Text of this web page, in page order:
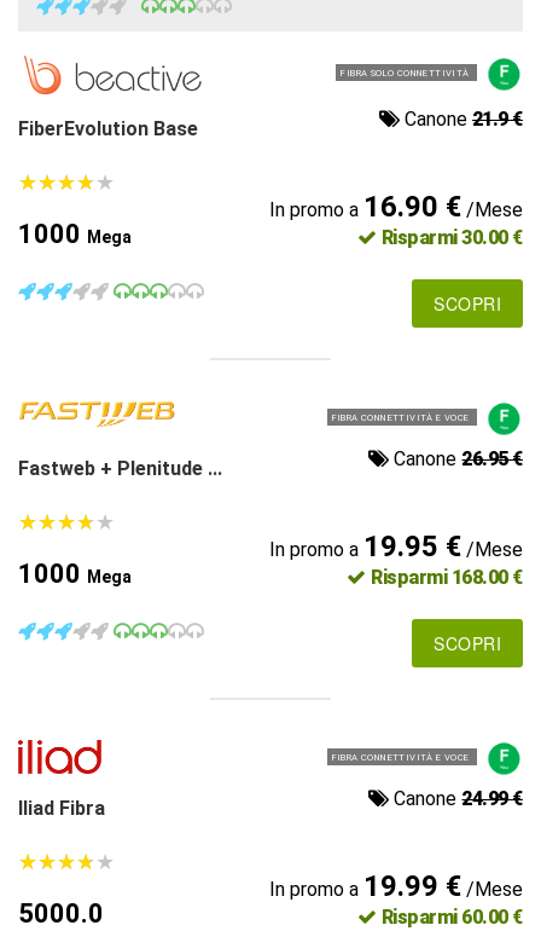
FIBRA SOLO CONNETTIVITÀ
FiberEvolution Base Canone 21.9 €
★★★★★
★★★★★
1000 Mega
In promo a 16.90 €/Mese
Risparmi 30.00 €
SCOPRI
FIBRA CONNETTIVITÀ E VOCE
Fastweb + Plenitude ... Canone26.95 €
★★★★★
★★★★★
1000 Mega
In promo a 19.95 €/Mese
Risparmi 168.00 €
SCOPRI
FIBRA CONNETTIVITÀ E VOCE
Iliad Fibra Canone24.99 €
★★★★★
★★★★★
5000.0
In promo a 19.99 €/Mese
Risparmi 60.00 €